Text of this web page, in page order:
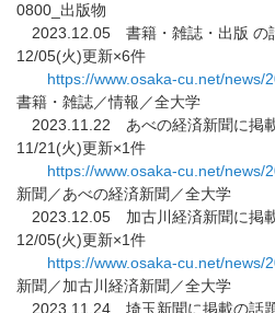
0800_出版物
2023.12.05 書籍・雑
12/05(火)更新×6件
https://www.osaka-cu.net/news/
書籍・雑誌／情報／全大学
2023.11.22 あべの経済
11/21(火)更新×1件
https://www.osaka-cu.net/news/
新聞／あべの経済新聞／全大学
2023.12.05 加古川経済
12/05(火)更新×1件
https://www.osaka-cu.net/news/
新聞／加古川経済新聞／全大学
2023.11.24 埼玉新